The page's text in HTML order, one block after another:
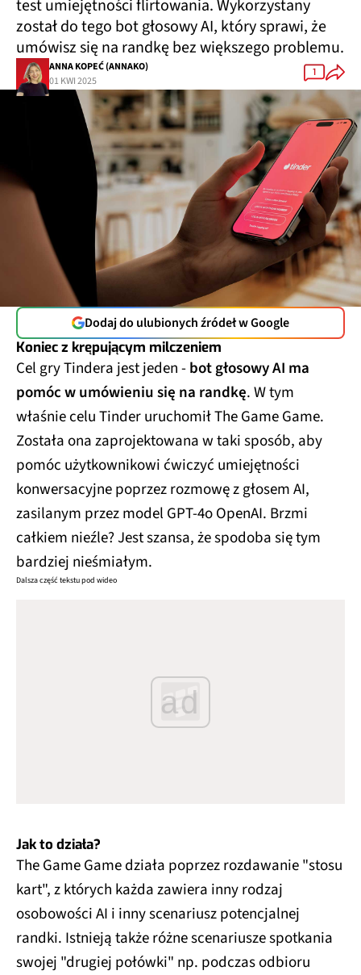
test umiejętności flirtowania. Wykorzystany
został do tego bot głosowy AI, który sprawi, że
umówisz się na randkę bez większego problemu.
ANNA KOPEĆ (ANNAKO)
01 KWI 2025
1
Dodaj do ulubionych źródeł w Google
Koniec z krępującym milczeniem
Cel gry Tindera jest jeden -bot głosowy AI ma
pomóc w umówieniu się na randkę. W tym
właśnie celu Tinder uruchomił The Game Game.
Została ona zaprojektowana w taki sposób, aby
pomóc użytkownikowi ćwiczyć umiejętności
konwersacyjne poprzez rozmowę z głosem AI,
zasilanym przez model GPT-4o OpenAI. Brzmi
całkiem nieźle? Jest szansa, że spodoba się tym
bardziej nieśmiałym.
Dalsza część tekstu pod wideo
ad
Jak to działa?
The Game Game działa poprzez rozdawanie "stosu
kart", z których każda zawiera inny rodzaj
osobowości AI i inny scenariusz potencjalnej
randki. Istnieją także różne scenariusze spotkania
swojej "drugiej połówki" np. podczas odbioru